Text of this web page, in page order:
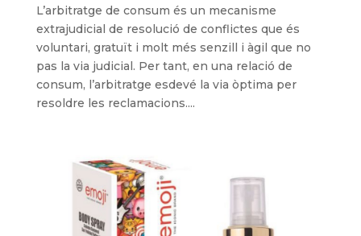
L’arbitratge de consum és un mecanisme
extrajudicial de resolució de conflictes que és
voluntari, gratuït i molt més senzill i àgil que no
pas la via judicial. Per tant, en una relació de
consum, l’arbitratge esdevé la via òptima per
resoldre les reclamacions....